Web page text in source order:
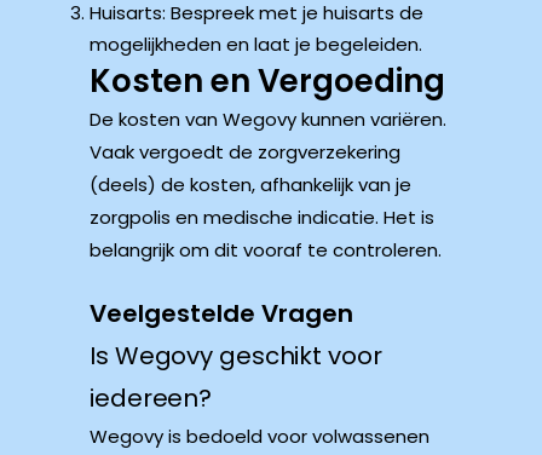
Huisarts: Bespreek met je huisarts de
mogelijkheden en laat je begeleiden.
Kosten en Vergoeding
De kosten van Wegovy kunnen variëren.
Vaak vergoedt de zorgverzekering
(deels) de kosten, afhankelijk van je
zorgpolis en medische indicatie. Het is
belangrijk om dit vooraf te controleren.
Veelgestelde Vragen
Is Wegovy geschikt voor
iedereen?
Wegovy is bedoeld voor volwassenen